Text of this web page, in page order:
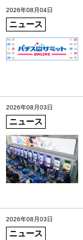
2026年08月04日
ニュース
2026年08月03日
ニュース
2026年08月03日
ニュース